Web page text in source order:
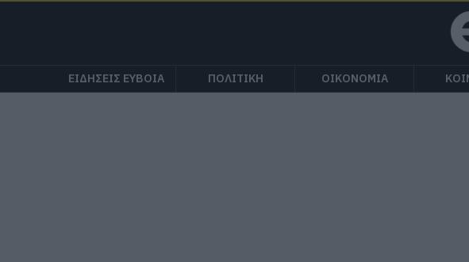
ΕΙΔΗΣΕΙΣ ΕΥΒΟΙΑ ΠΟΛΙΤΙΚΗ ΟΙΚΟΝΟΜΙΑ